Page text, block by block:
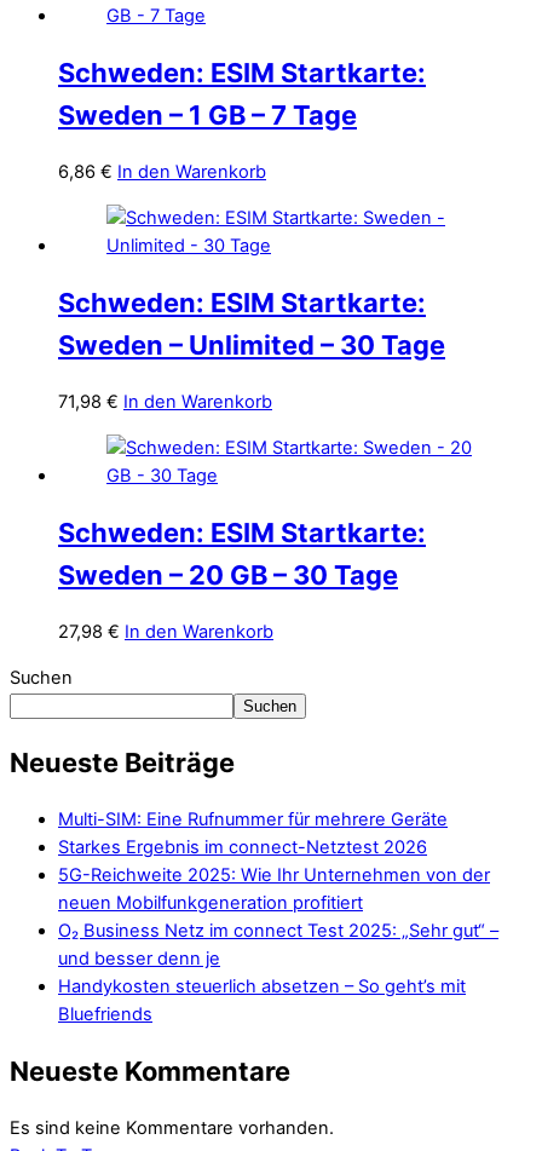
Schweden: ESIM Startkarte:
Sweden – 1 GB – 7 Tage
6,86 € In den Warenkorb
Schweden: ESIM Startkarte:
Sweden – Unlimited – 30 Tage
71,98 € In den Warenkorb
Schweden: ESIM Startkarte:
Sweden – 20 GB – 30 Tage
27,98 € In den Warenkorb
Suchen
Suchen
Neueste Beiträge
Multi-SIM: Eine Rufnummer für mehrere Geräte
Starkes Ergebnis im connect-Netztest 2026
5G-Reichweite 2025: Wie Ihr Unternehmen von der
neuen Mobilfunkgeneration profitiert
O₂ Business Netz im connect Test 2025: „Sehr gut“ –
und besser denn je
Handykosten steuerlich absetzen – So geht’s mit
Bluefriends
Neueste Kommentare
Es sind keine Kommentare vorhanden.